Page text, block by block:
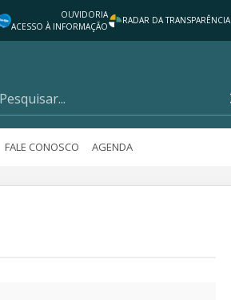
OUVIDORIA
ACESSO À INFORMAÇÃO
RADAR DA TRANSPARÊNCIA
FALE CONOSCO AGENDA